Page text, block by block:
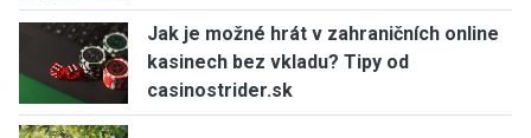
Jak je možné hrát v zahraničních online
kasinech bez vkladu? Tipy od
casinostrider.sk